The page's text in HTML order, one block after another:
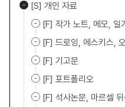
[S] 개인 자료
[F] 작가 노트, 메모, 일기
[F] 드로잉, 에스키스,
[F] 기고문
[F] 포트폴리오
[F] 석사논문, 마르셀